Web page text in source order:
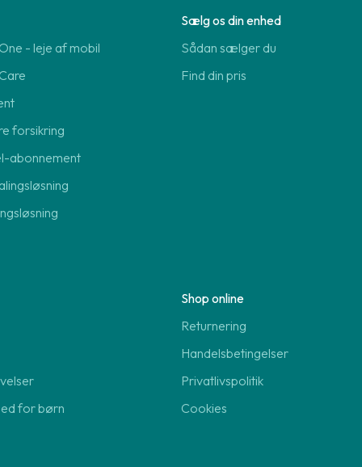
- leje af mobil
forsikring
abonnement
Sælg os din enhed
Sådan sælger du
Find din pris
for børn
Shop online
Returnering
Handelsbetingelser
Privatlivspolitik
Cookies